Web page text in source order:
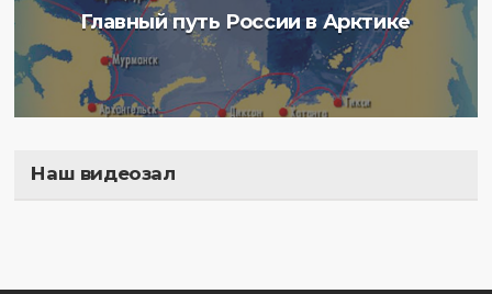
Главный путь России в Арктике
Наш видеозал